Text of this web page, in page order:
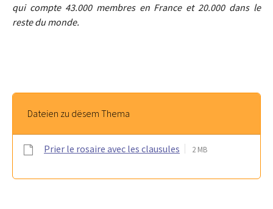
qui compte 43.000 membres en France et 20.000 dans le
reste du monde.
Dateien zu dësem Thema
Prier le rosaire avec les clausules 2 MB